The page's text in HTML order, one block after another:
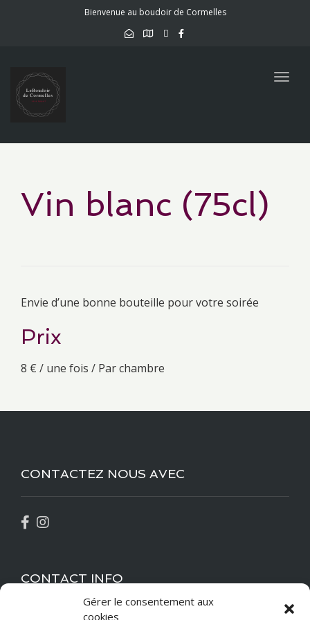
Gérer le consentement aux
cookies
Bienvenue au boudoir de Cormelles
Vin blanc (75cl)
Envie d’une bonne bouteille pour votre soirée
Prix
8 € / une fois / Par chambre
CONTACTEZ NOUS AVEC
CONTACT INFO